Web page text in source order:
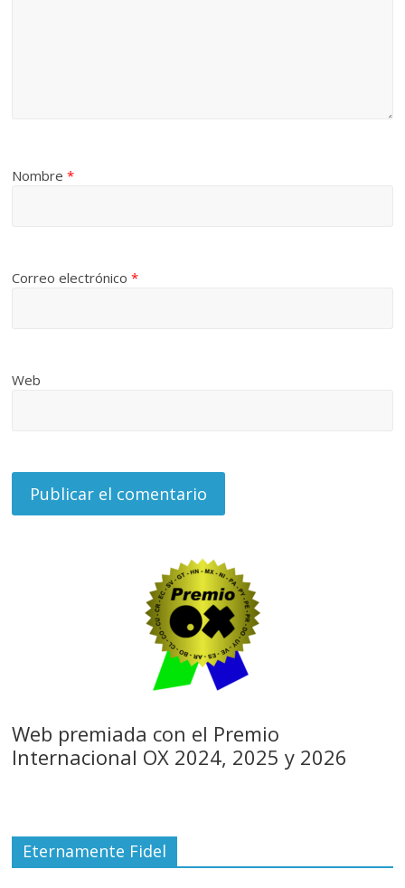
Nombre*
Correo electrónico*
Web
Web premiada con el Premio
Internacional OX 2024, 2025 y 2026
Eternamente Fidel